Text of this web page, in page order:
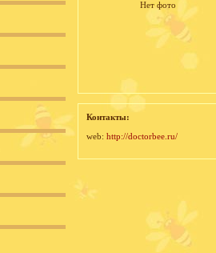
Нет фото
Контакты:
web: http://doctorbee.ru/